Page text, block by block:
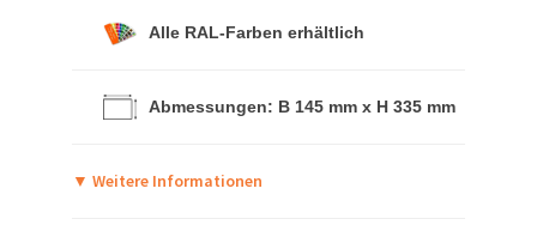
Alle RAL-Farben erhältlich
Abmessungen: B 145 mm x H 335 mm
▼ Weitere Informationen